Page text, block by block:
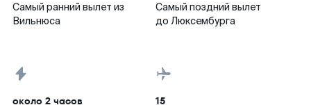
Самый ранний вылет из
Вильнюса
Самый поздний вылет
до Люксембурга
около 2 часов 15